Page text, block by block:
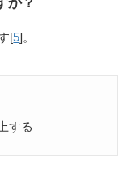
[5]。
する